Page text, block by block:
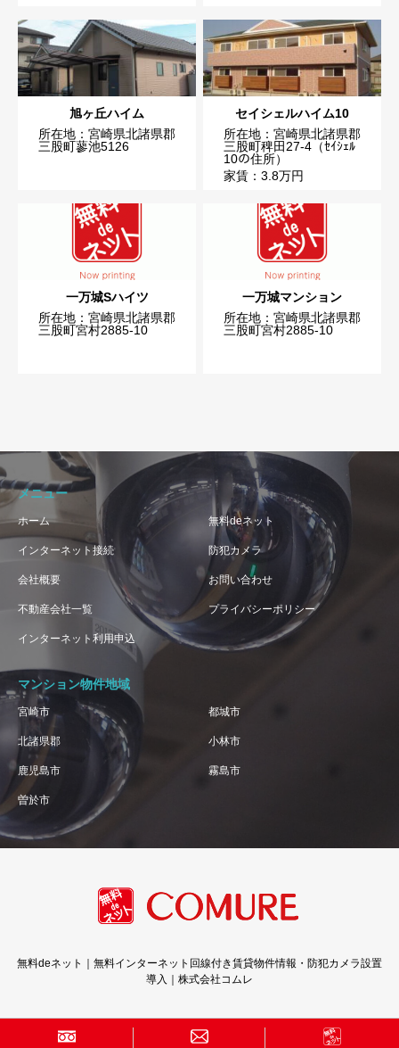
旭ヶ丘ハイム
所在地：宮崎県北諸県郡
三股町蓼池5126
セイシェルハイム10
所在地：宮崎県北諸県郡
三股町稗田27-4（ｾｲｼｪﾙ
10の住所）
家賃：3.8万円
一万城Sハイツ
所在地：宮崎県北諸県郡
三股町宮村2885-10
一万城マンション
所在地：宮崎県北諸県郡
三股町宮村2885-10
メニュー
ホーム 無料deネット
インターネット接続 防犯カメラ
会社概要 お問い合わせ
不動産会社一覧 プライバシーポリシー
インターネット利用申込
マンション物件地域
宮崎市 都城市
北諸県郡 小林市
鹿児島市 霧島市
曽於市
無料deネット｜無料インターネット回線付き賃貸物件情報・防犯カメラ設置
導入｜株式会社コムレ